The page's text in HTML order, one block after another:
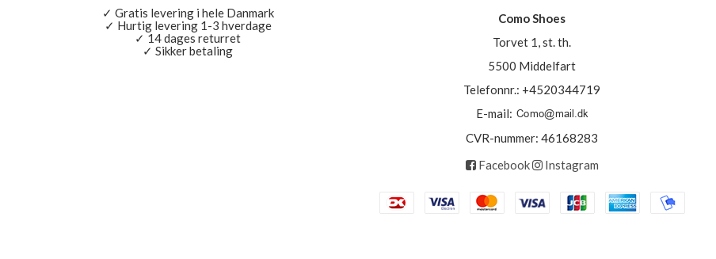
✓ Gratis levering i hele Danmark
✓ Hurtig levering 1-3 hverdage
✓ 14 dages returret
✓ Sikker betaling
Como Shoes
Torvet 1, st. th.
5500 Middelfart
Telefonnr.: +4520344719
E-mail:
CVR-nummer: 46168283
Facebook Instagram